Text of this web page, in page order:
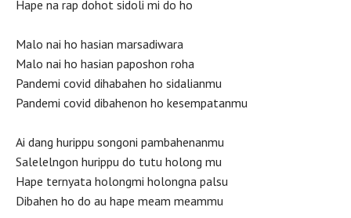
Hape na rap dohot sidoli mi do ho
Malo nai ho hasian marsadiwara
Malo nai ho hasian paposhon roha
Pandemi covid dihabahen ho sidalianmu
Pandemi covid dibahenon ho kesempatanmu
Ai dang hurippu songoni pambahenanmu
Salelelngon hurippu do tutu holong mu
Hape ternyata holongmi holongna palsu
Dibahen ho do au hape meam meammu